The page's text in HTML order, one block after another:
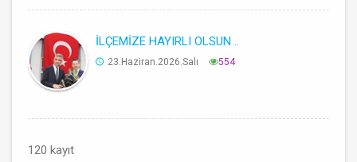
İLÇEMİZE HAYIRLI OLSUN ..
23.Haziran.2026.Salı 554
120 kayıt